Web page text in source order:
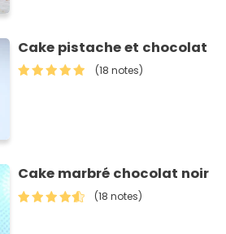
Cake pistache et chocolat
(18 notes)
Cake marbré chocolat noir
(18 notes)